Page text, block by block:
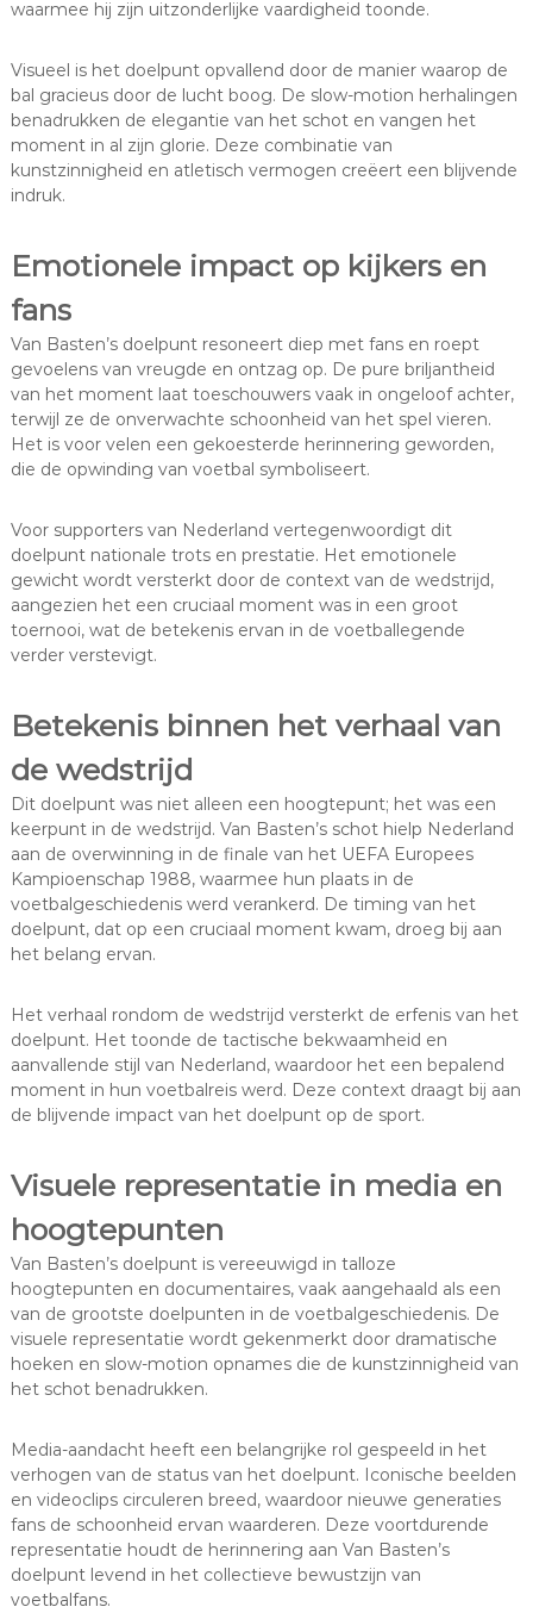
waarmee hij zijn uitzonderlijke vaardigheid toonde.
Visueel is het doelpunt opvallend door de manier waarop de
bal gracieus door de lucht boog. De slow-motion herhalingen
benadrukken de elegantie van het schot en vangen het
moment in al zijn glorie. Deze combinatie van
kunstzinnigheid en atletisch vermogen creëert een blijvende
indruk.
Emotionele impact op kijkers en
fans
Van Basten’s doelpunt resoneert diep met fans en roept
gevoelens van vreugde en ontzag op. De pure briljantheid
van het moment laat toeschouwers vaak in ongeloof achter,
terwijl ze de onverwachte schoonheid van het spel vieren.
Het is voor velen een gekoesterde herinnering geworden,
die de opwinding van voetbal symboliseert.
Voor supporters van Nederland vertegenwoordigt dit
doelpunt nationale trots en prestatie. Het emotionele
gewicht wordt versterkt door de context van de wedstrijd,
aangezien het een cruciaal moment was in een groot
toernooi, wat de betekenis ervan in de voetballegende
verder verstevigt.
Betekenis binnen het verhaal van
de wedstrijd
Dit doelpunt was niet alleen een hoogtepunt; het was een
keerpunt in de wedstrijd. Van Basten’s schot hielp Nederland
aan de overwinning in de finale van het UEFA Europees
Kampioenschap 1988, waarmee hun plaats in de
voetbalgeschiedenis werd verankerd. De timing van het
doelpunt, dat op een cruciaal moment kwam, droeg bij aan
het belang ervan.
Het verhaal rondom de wedstrijd versterkt de erfenis van het
doelpunt. Het toonde de tactische bekwaamheid en
aanvallende stijl van Nederland, waardoor het een bepalend
moment in hun voetbalreis werd. Deze context draagt bij aan
de blijvende impact van het doelpunt op de sport.
Visuele representatie in media en
hoogtepunten
Van Basten’s doelpunt is vereeuwigd in talloze
hoogtepunten en documentaires, vaak aangehaald als een
van de grootste doelpunten in de voetbalgeschiedenis. De
visuele representatie wordt gekenmerkt door dramatische
hoeken en slow-motion opnames die de kunstzinnigheid van
het schot benadrukken.
Media-aandacht heeft een belangrijke rol gespeeld in het
verhogen van de status van het doelpunt. Iconische beelden
en videoclips circuleren breed, waardoor nieuwe generaties
fans de schoonheid ervan waarderen. Deze voortdurende
representatie houdt de herinnering aan Van Basten’s
doelpunt levend in het collectieve bewustzijn van
voetbalfans.